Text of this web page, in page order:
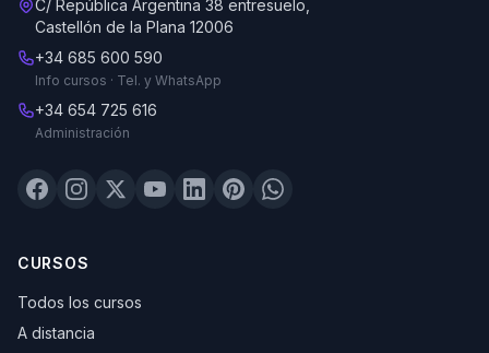
C/ República Argentina 38 entresuelo,
Castellón de la Plana 12006
+34 685 600 590
Info cursos · Tel. y WhatsApp
+34 654 725 616
Administración
CURSOS
Todos los cursos
A distancia